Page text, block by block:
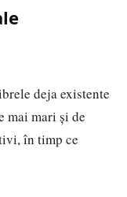
deja existente
mai mari și de
în timp ce